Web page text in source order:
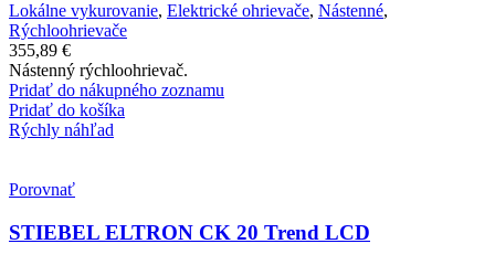
Lokálne vykurovanie, Elektrické ohrievače, Nástenné,
Rýchloohrievače
355,89 €
Nástenný rýchloohrievač.
Pridať do nákupného zoznamu
Pridať do košíka
Rýchly náhľad
Porovnať
STIEBEL ELTRON CK 20 Trend LCD